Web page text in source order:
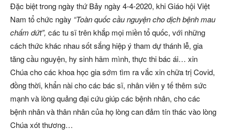
Đặc biệt trong ngày thứ Bảy ngày 4-4-2020, khi Giáo hội Việt
Nam tổ chức ngày “Toàn quốc cầu nguyện cho dịch bệnh mau
chấm dứt”, các tu sĩ trên khắp mọi miền tổ quốc, với những
cách thức khác nhau sốt sắng hiệp ý tham dự thánh lễ, gia
tăng cầu nguyện, hy sinh hãm mình, thực thi bác ái… xin
Chúa cho các khoa học gia sớm tìm ra vắc xin chữa trị Covid,
đồng thời, khẩn nài cho các bác sĩ, nhân viên y tế thêm sức
mạnh và lòng quảng đại cứu giúp các bệnh nhân, cho các
bệnh nhân và thân nhân của họ lòng can đảm tín thác vào lòng
Chúa xót thương…